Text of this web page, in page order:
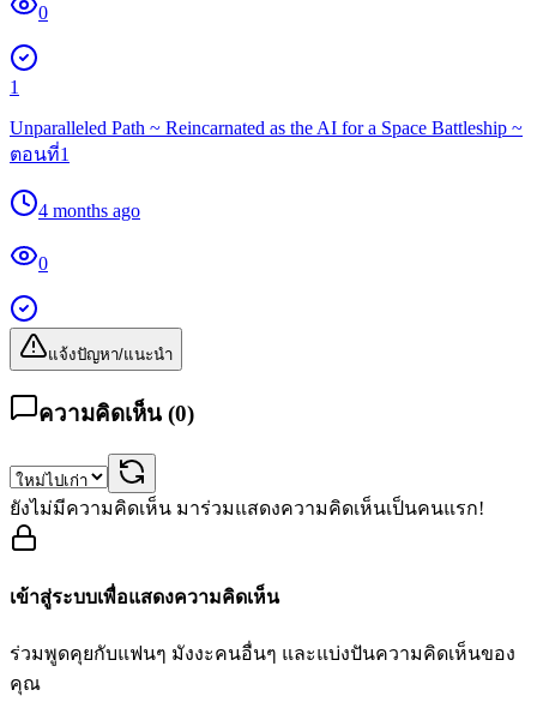
0
1
Unparalleled Path ~ Reincarnated as the AI for a Space Battleship ~
ตอนที่1
4 months ago
0
แจ้งปัญหา/แนะนำ
ความคิดเห็น (0)
ยังไม่มีความคิดเห็น มาร่วมแสดงความคิดเห็นเป็นคนแรก!
เข้าสู่ระบบเพื่อแสดงความคิดเห็น
ร่วมพูดคุยกับแฟนๆ มังงะคนอื่นๆ และแบ่งปันความคิดเห็นของ
คุณ